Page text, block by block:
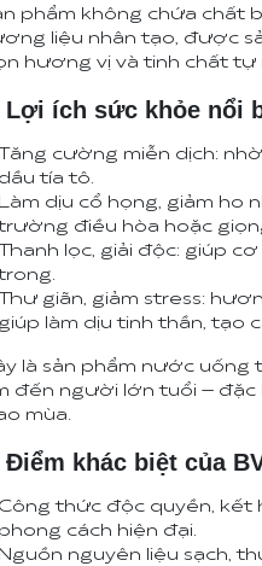
phẩm không chứa chất
liệu nhân tạo, được
hương vị và tinh chất tự
Lợi ích sức khỏe nổi
cường miễn dịch:
dầu tía tô.
Làm dịu cổ họng, giảm ho
điều hòa hoặc
lọc, giải độc: giúp
giãn, giảm stress:
giúp làm dịu tinh thần, tạo
là sản phẩm nước uống
đến người lớn tuổi –
mùa.
Điểm khác biệt của
Công thức độc quyền, kết
phong cách hiện đại.
Nguồn nguyên liệu sạch,